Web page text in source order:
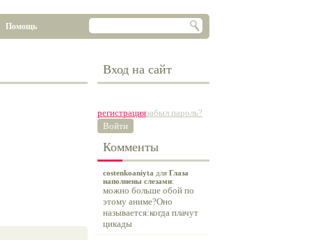
Помощь
Вход на сайт
регистрациязабыл пароль?
Войти
Комменты
costenkoaniyta для Глаза
наполнены слезами:
можно больше обой по
этому аниме?Оно
называется:когда плачут
цикады